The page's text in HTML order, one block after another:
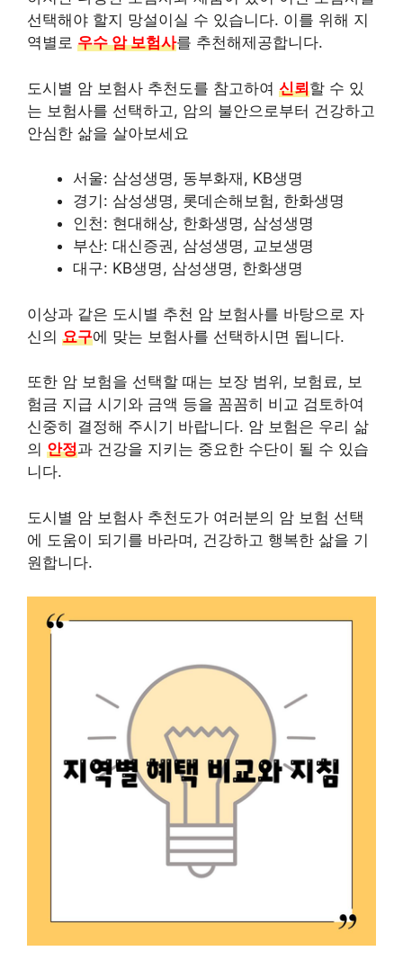
선택해야 할지 망설이실 수 있습니다. 이를 위해 지
역별로 우수 암 보험사를 추천해제공합니다.
도시별 암 보험사 추천도를 참고하여 신뢰할 수 있
는 보험사를 선택하고, 암의 불안으로부터 건강하고
안심한 삶을 살아보세요
서울: 삼성생명, 동부화재, KB생명
경기: 삼성생명, 롯데손해보험, 한화생명
인천: 현대해상, 한화생명, 삼성생명
부산: 대신증권, 삼성생명, 교보생명
대구: KB생명, 삼성생명, 한화생명
이상과 같은 도시별 추천 암 보험사를 바탕으로 자
신의 요구에 맞는 보험사를 선택하시면 됩니다.
또한 암 보험을 선택할 때는 보장 범위, 보험료, 보
험금 지급 시기와 금액 등을 꼼꼼히 비교 검토하여
신중히 결정해 주시기 바랍니다. 암 보험은 우리 삶
의 안정과 건강을 지키는 중요한 수단이 될 수 있습
니다.
도시별 암 보험사 추천도가 여러분의 암 보험 선택
에 도움이 되기를 바라며, 건강하고 행복한 삶을 기
원합니다.